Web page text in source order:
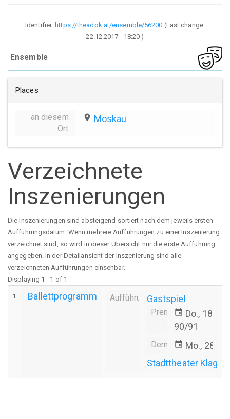
Identifier:https://theadok.at/ensemble/56200 (Last change:
22.12.2017 - 18:20 )
Ensemble
Places
an diesem
Ort
place Moskau
Verzeichnete
Inszenierungen
Die Inszenierungen sind absteigend sortiert nach dem jeweils ersten
Aufführungsdatum. Wenn mehrere Aufführungen zu einer Inszenierung
verzeichnet sind, so wird in dieser Übersicht nur die erste Aufführung
angegeben. In der Detailansicht der Inszenierung sind alle
verzeichneten Aufführungen einsehbar.
Displaying 1 - 1 of 1
1 Ballettprogramm AufführungGastspiel
Premiere
event Do.,
90/91
Derniere
event Mo.,
Stadttheater